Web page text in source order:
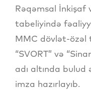
Rəqəmsal İnkişaf
tabeliyində
MMC dövlət-özəl
“SVORT” və
adı altında bulud
imza hazırlayıb.